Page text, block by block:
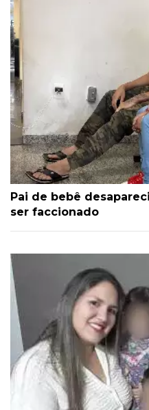
Pai de bebê
ser faccionado